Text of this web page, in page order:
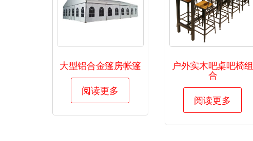
大型铝合金篷房帐篷
阅读更多
户外实木吧桌吧椅组
合
阅读更多